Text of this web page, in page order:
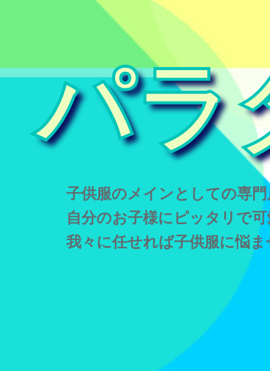
パラ
子供服のメインとしての専
自分のお子様にピッタリで
我々に任せれば子供服に悩